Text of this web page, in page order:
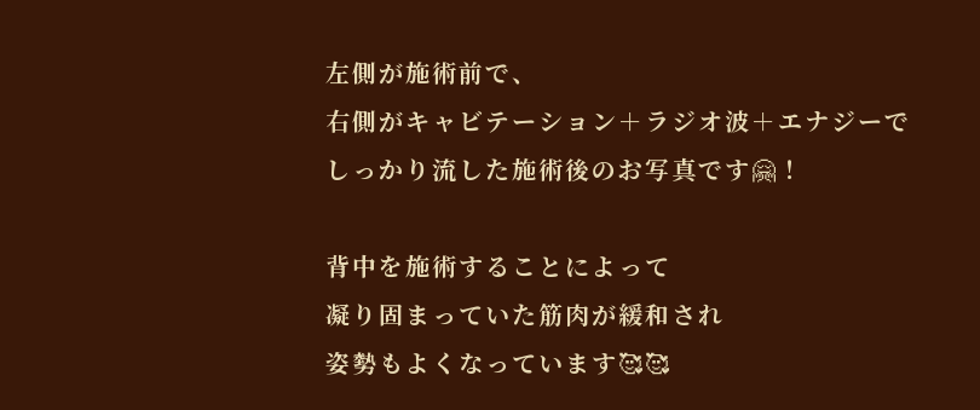
左側が施術前で、
右側がキャビテーション＋ラジオ波＋エナジーで
しっかり流した施術後のお写真です🤗！
背中を施術することによって
凝り固まっていた筋肉が緩和され
姿勢もよくなっています🥰🥰